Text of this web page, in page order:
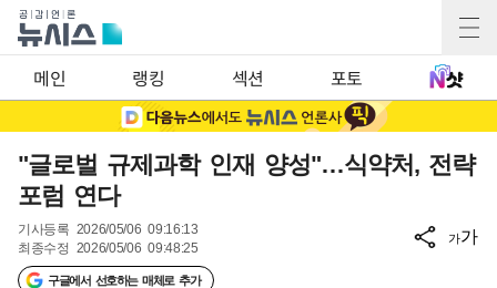
메인 랭킹 섹션 포토
"글로벌 규제과학 인재 양성"…식약처, 전략
포럼 연다
기사등록 2026/05/06 09:16:13
최종수정 2026/05/06 09:48:25
구글에서 선호하는 매체로 추가
가가